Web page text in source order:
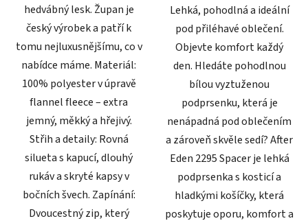
hedvábný lesk. Župan je
český výrobek a patří k
tomu nejluxusnějšímu, co v
nabídce máme. Materiál:
100% polyester v úpravě
flannel fleece – extra
jemný, měkký a hřejivý.
Střih a detaily: Rovná
silueta s kapucí, dlouhý
rukáv a skryté kapsy v
bočních švech. Zapínání:
Dvoucestný zip, který
Lehká, pohodlná a ideální
pod přiléhavé oblečení.
Objevte komfort každý
den. Hledáte pohodlnou
bílou vyztuženou
podprsenku, která je
nenápadná pod oblečením
a zároveň skvěle sedí? After
Eden 2295 Spacer je lehká
podprsenka s kosticí a
hladkými košíčky, která
poskytuje oporu, komfort a